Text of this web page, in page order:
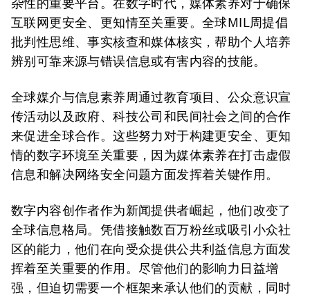
杂性的重要平台。在数字时代，媒体素养对于确保
互联网更安全、更知情至关重要。全球MIL周提倡
批判性思维、事实核查和媒体核实，帮助个人培养
辨别可靠来源与错误信息或有害内容的技能。
全球媒介与信息素养周通过教育项目、公众意识宣
传活动以及政府、科技公司和民间社会之间的合作
来促进全球合作。这些努力对于构建更安全、更知
情的数字环境至关重要，因为媒体素养在打击虚假
信息和解决网络安全问题方面发挥着关键作用。
数字内容创作者作为新闻提供者崛起，他们改变了
全球信息格局。凭借接触数百万粉丝或吸引小众社
区的能力，他们在向受众提供公共利益信息方面发
挥着至关重要的作用。尽管他们的影响力日益增
强，但迫切需要一个框架来承认他们的贡献，同时